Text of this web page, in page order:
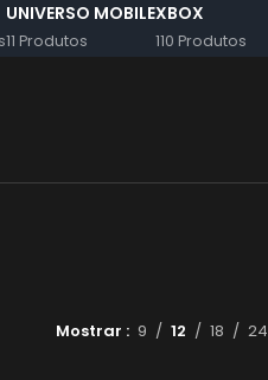
UNIVERSO MOBILE
11 Produtos
XBOX
110 Produtos
Mostrar 9 12 18 24